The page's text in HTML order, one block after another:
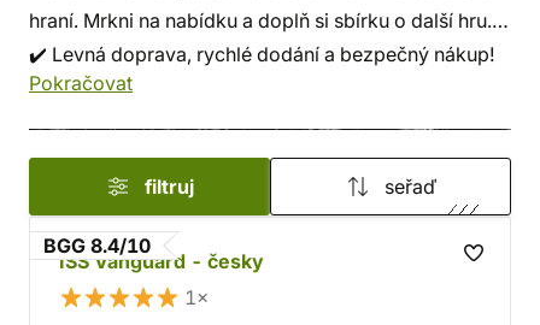
hraní. Mrkni na nabídku a doplň si sbírku o další hru.
✔️ Levná doprava, rychlé dodání a bezpečný nákup!
Pokračovat
filtruj seřaď
BGG 8.4/10
ISS Vanguard - česky
1×